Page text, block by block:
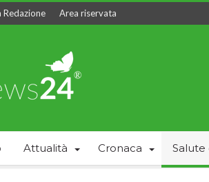
Redazione Area riservata
Attualità Cronaca Salute